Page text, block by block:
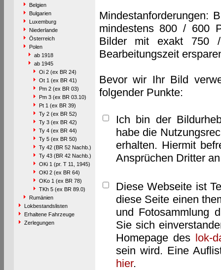
Belgien
Bulgarien
Luxemburg
Niederlande
Österreich
Polen
ab 1918
ab 1945
Oi 2 (ex BR 24)
Ot 1 (ex BR 41)
Pm 2 (ex BR 03)
Pm 3 (ex BR 03.10)
Pt 1 (ex BR 39)
Ty 2 (ex BR 52)
Ty 3 (ex BR 42)
Ty 4 (ex BR 44)
Ty 5 (ex BR 50)
Ty 42 (BR 52 Nachb.)
Ty 43 (BR 42 Nachb.)
OKi 1 (pr. T 11, 1945)
OKl 2 (ex BR 64)
OKo 1 (ex BR 78)
TKh 5 (ex BR 89.0)
Rumänien
Lokbestandslisten
Erhaltene Fahrzeuge
Zerlegungen
Mindestanforderungen:
mindestens 800 / 600
Bilder mit exakt 750
Bearbeitungszeit
Bevor wir Ihr Bild
folgender Punkte:
Ich bin der
habe die
erhalten. Hiermit
Ansprüchen Dritter
Diese Webseite ist
diese Seite einen
und Fotosammlung
Sie sich
Homepage des lok-
sein wird. Eine
hier.